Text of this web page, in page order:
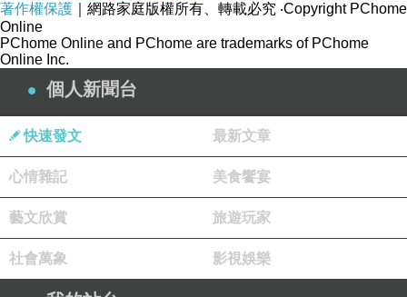
跳，我看很難住到很好的條件跟環境。所以從這
個面向來看，國外工作好嗎？有免費的住宿，有
免費的餐食供應，有免費的交通，通通由公司買
單，會差嗎？我想在附上55K也就是五萬五的起
薪，是挺吸引人的，那麼該考慮的就是適不適
合，做不做得來了，可以參考我過去的文章。
放在這裡：【如何找國外工作】尋找國外工作機
會 我想你該具備這些能力[露娜在菲律賓]
| 我是露娜
著作權保護 ｜網路家庭版權所有、轉載必究 ‧Copyright PChome
Online
PChome Online and PChome are trademarks of PChome
Online Inc.
個人新聞台
快速發文 最新文章
心情雜記 美食饗宴
藝文欣賞 旅遊玩家
社會萬象 影視娛樂